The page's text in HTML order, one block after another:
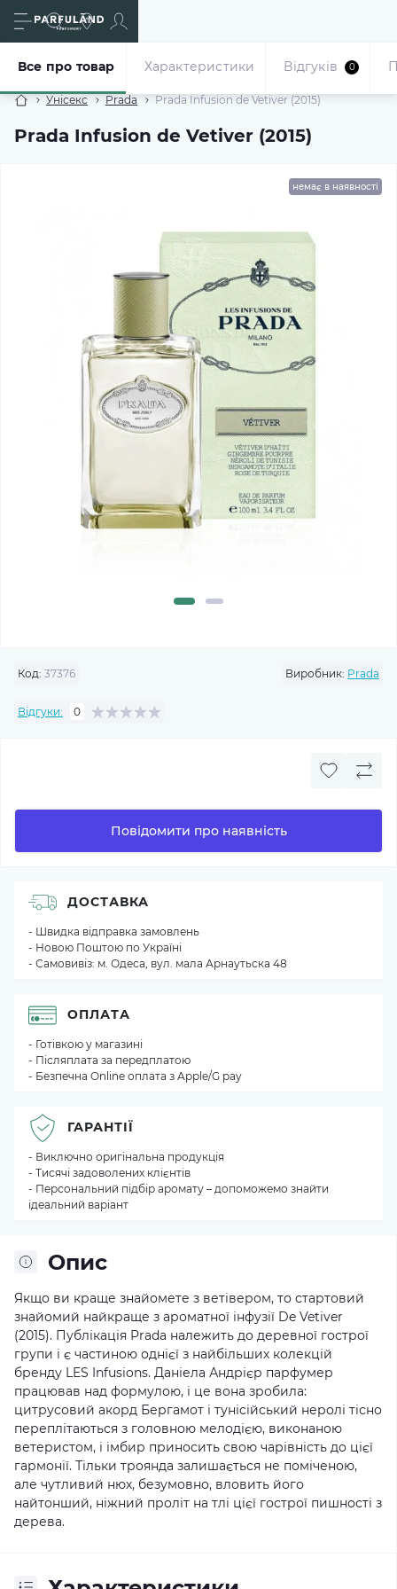
Унісекс Prada Prada Infusion de Vetiver (2015)
Prada Infusion de Vetiver (2015)
Все про товар Характеристики Відгуків 0
немає в наявності
Код: 37376 Виробник: Prada
Відгуки: 0
Повідомити про наявність
Опис
Якщо ви краще знайомете з ветівером, то стартовий
знайомий найкраще з ароматної інфузії De Vetiver
(2015). Публікація Prada належить до деревної гострої
групи і є частиною однієї з найбільших колекцій
бренду LES Infusions. Даніела Андрієр парфумер
працював над формулою, і це вона зробила:
цитрусовий акорд Бергамот і тунісійський неролі тісно
переплітаються з головною мелодією, виконаною
ветеристом, і імбир приносить свою чарівність до цієї
гармонії. Тільки троянда залишається не поміченою,
але чутливий нюх, безумовно, вловить його
найтонший, ніжний проліт на тлі цієї гострої пишності з
дерева.
ДОСТАВКА
- Швидка відправка замовлень
- Новою Поштою по Україні
- Самовивіз: м. Одеса, вул. мала Арнаутьска 48
ОПЛАТА
- Готівкою у магазині
- Післяплата за передплатою
- Безпечна Online оплата з Apple/G pay
ГАРАНТІЇ
- Виключно оригінальна продукція
- Тисячі задоволених клієнтів
- Персональний підбір аромату – допоможемо знайти
ідеальний варіант